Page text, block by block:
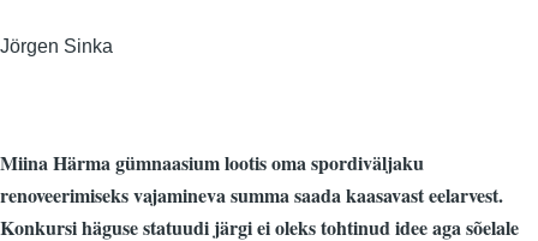
Jörgen Sinka
Miina Härma gümnaasium lootis oma spordiväljaku
renoveerimiseks vajamineva summa saada kaasavast eelarvest.
Konkursi häguse statuudi järgi ei oleks tohtinud idee aga sõelale